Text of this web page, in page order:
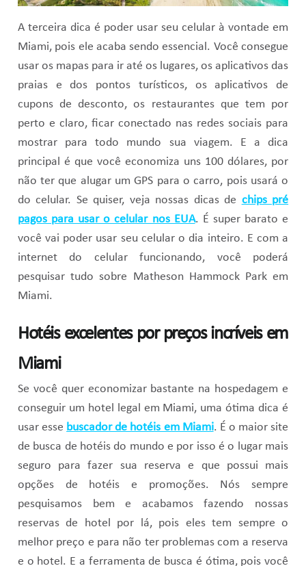
A terceira dica é poder usar seu celular à vontade em
Miami, pois ele acaba sendo essencial. Você consegue
usar os mapas para ir até os lugares, os aplicativos das
praias e dos pontos turísticos, os aplicativos de
cupons de desconto, os restaurantes que tem por
perto e claro, ficar conectado nas redes sociais para
mostrar para todo mundo sua viagem. E a dica
principal é que você economiza uns 100 dólares, por
não ter que alugar um GPS para o carro, pois usará o
do celular. Se quiser, veja nossas dicas de chips pré
pagos para usar o celular nos EUA. É super barato e
você vai poder usar seu celular o dia inteiro. E com a
internet do celular funcionando, você poderá
pesquisar tudo sobre Matheson Hammock Park em
Miami.
Hotéis excelentes por preços incríveis em
Miami
Se você quer economizar bastante na hospedagem e
conseguir um hotel legal em Miami, uma ótima dica é
usar esse buscador de hotéis em Miami. É o maior site
de busca de hotéis do mundo e por isso é o lugar mais
seguro para fazer sua reserva e que possui mais
opções de hotéis e promoções. Nós sempre
pesquisamos bem e acabamos fazendo nossas
reservas de hotel por lá, pois eles tem sempre o
melhor preço e para não ter problemas com a reserva
e o hotel. E a ferramenta de busca é ótima, pois você